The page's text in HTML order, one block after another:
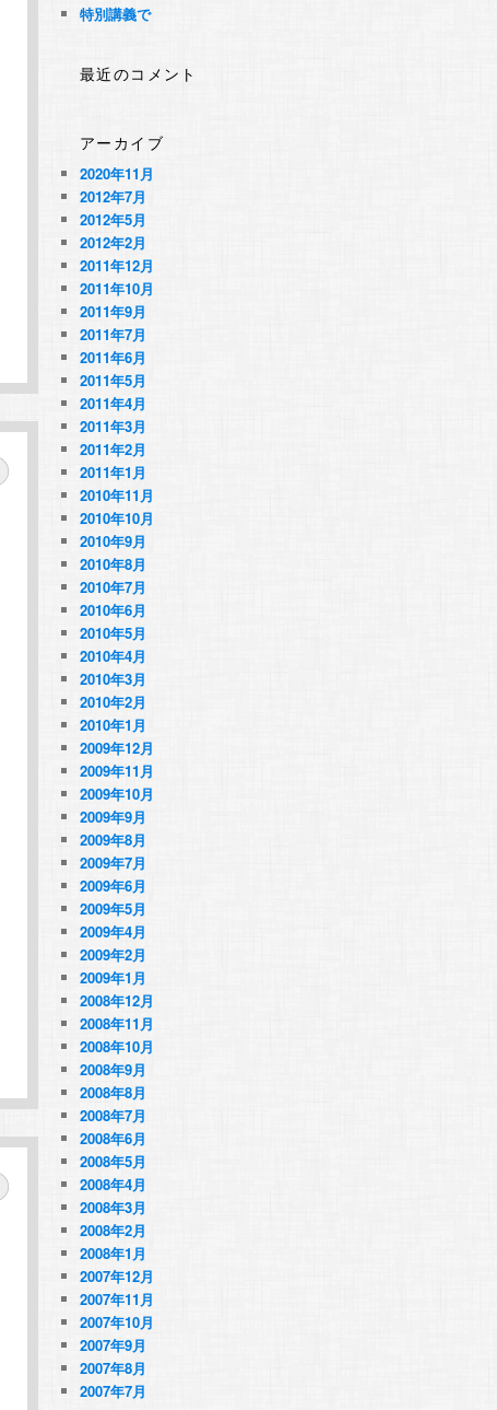
特別講義で
最近のコメント
アーカイブ
2020年11月
2012年7月
2012年5月
2012年2月
2011年12月
2011年10月
2011年9月
2011年7月
2011年6月
2011年5月
2011年4月
2011年3月
2011年2月
2011年1月
2010年11月
2010年10月
2010年9月
2010年8月
2010年7月
2010年6月
2010年5月
2010年4月
2010年3月
2010年2月
2010年1月
2009年12月
2009年11月
2009年10月
2009年9月
2009年8月
2009年7月
2009年6月
2009年5月
2009年4月
2009年2月
2009年1月
2008年12月
2008年11月
2008年10月
2008年9月
2008年8月
2008年7月
2008年6月
2008年5月
2008年4月
2008年3月
2008年2月
2008年1月
2007年12月
2007年11月
2007年10月
2007年9月
2007年8月
2007年7月